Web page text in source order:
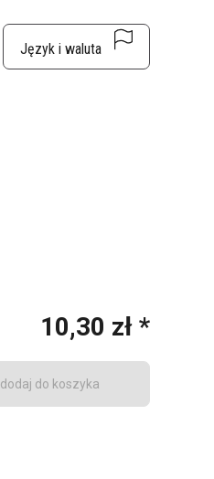
10,30 zł *
dodaj do koszyka